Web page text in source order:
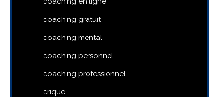
coaching gratuit
coaching mental
coaching personnel
coaching professionnel
crique